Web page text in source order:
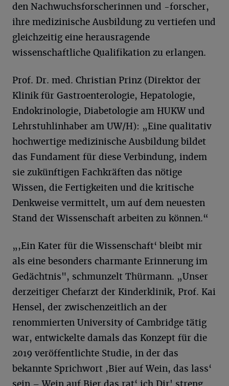
den Nachwuchsforscherinnen und -forscher,
ihre medizinische Ausbildung zu vertiefen und
gleichzeitig eine herausragende
wissenschaftliche Qualifikation zu erlangen.
Prof. Dr. med. Christian Prinz (Direktor der
Klinik für Gastroenterologie, Hepatologie,
Endokrinologie, Diabetologie am HUKW und
Lehrstuhlinhaber am UW/H): „Eine qualitativ
hochwertige medizinische Ausbildung bildet
das Fundament für diese Verbindung, indem
sie zukünftigen Fachkräften das nötige
Wissen, die Fertigkeiten und die kritische
Denkweise vermittelt, um auf dem neuesten
Stand der Wissenschaft arbeiten zu können.“
„,Ein Kater für die Wissenschaft‘ bleibt mir
als eine besonders charmante Erinnerung im
Gedächtnis", schmunzelt Thürmann. „Unser
derzeitiger Chefarzt der Kinderklinik, Prof. Kai
Hensel, der zwischenzeitlich an der
renommierten University of Cambridge tätig
war, entwickelte damals das Konzept für die
2019 veröffentlichte Studie, in der das
bekannte Sprichwort ,Bier auf Wein, das lass‘